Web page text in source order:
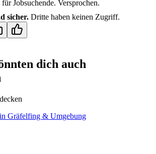
für Jobsuchende. Versprochen.
sicher. Dritte haben keinen Zugriff.
dich auch
Gräfelfing & Umgebung